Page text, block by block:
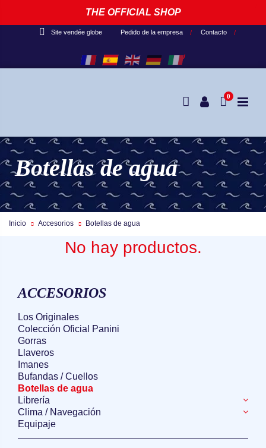
THE OFFICIAL SHOP
Site vendée globe Pedido de la empresa Contacto
0
Botellas de agua
Inicio Accesorios Botellas de agua
No hay productos.
ACCESORIOS
Los Originales
Colección Oficial Panini
Gorras
Llaveros
Imanes
Bufandas / Cuellos
Botellas de agua
Librería
Clima / Navegación
Equipaje